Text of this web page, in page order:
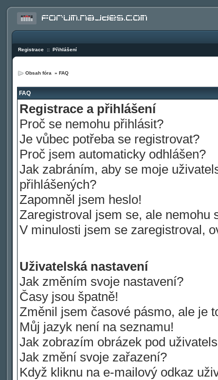
Registrace :: Přihlášení
Obsah fóra » FAQ
FAQ
Registrace a přihlášení
Proč se nemohu přihlásit?
Je vůbec potřeba se registrovat?
Proč jsem automaticky odhlášen?
Jak zabráním, aby se moje
přihlášených?
Zapomněl jsem heslo!
Zaregistroval jsem se, ale nemohu
V minulosti jsem se zaregistroval,
Uživatelská nastavení
Jak změním svoje nastavení?
Časy jsou špatně!
Změnil jsem časové pásmo, ale je
Můj jazyk není na seznamu!
Jak zobrazím obrázek pod
Jak změní svoje zařazení?
Když kliknu na e-mailový odkaz